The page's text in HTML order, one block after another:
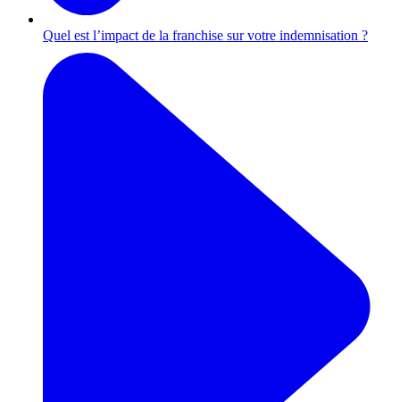
Quel est l’impact de la franchise sur votre indemnisation ?